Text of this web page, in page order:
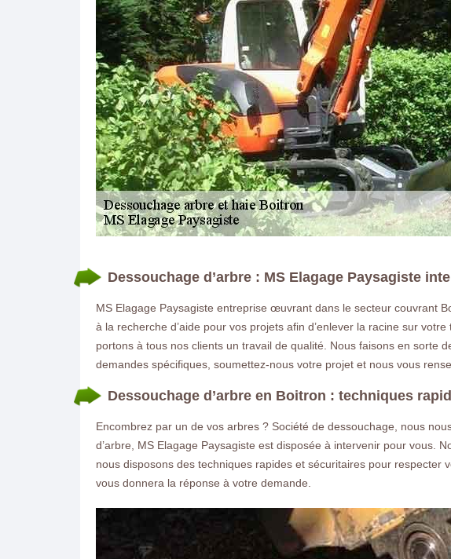
ON VOUS RAPPELLE GRATUITEMENT
Dessouchage d’arbre : MS Elagage Paysagiste
MS Elagage Paysagiste entreprise œuvrant dans le secteur couvrant
à la recherche d’aide pour vos projets afin d’enlever la racine sur
portons à tous nos clients un travail de qualité. Nous faisons en sorte
demandes spécifiques, soumettez-nous votre projet et nous vous
Dessouchage d’arbre en Boitron : techniques
Encombrez par un de vos arbres ? Société de dessouchage, nous
d’arbre, MS Elagage Paysagiste est disposée à intervenir pour vous.
nous disposons des techniques rapides et sécuritaires pour
vous donnera la réponse à votre demande.